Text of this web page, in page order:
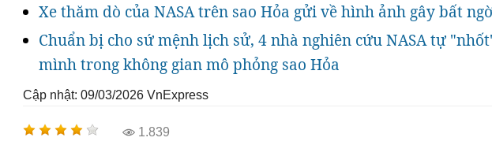
Xe thăm dò của NASA trên sao Hỏa gửi về hình ảnh gây bất
Chuẩn bị cho sứ mệnh lịch sử, 4 nhà nghiên cứu NASA tự
mình trong không gian mô phỏng sao Hỏa
Cập nhật: 09/03/2026 VnExpress
1.839